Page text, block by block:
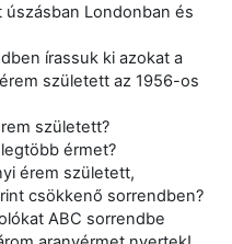
Londonban és
írassuk ki azokat a
született az 1956-os
született?
érmet?
érem született,
csökkenő sorrendben?
ABC sorrendbe